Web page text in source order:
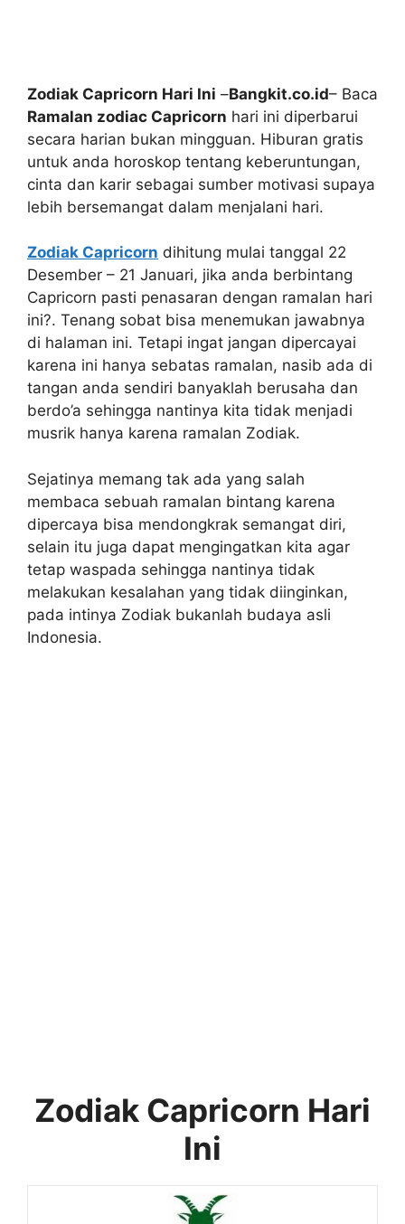
Zodiak Capricorn Hari Ini –Bangkit.co.id– Baca
Ramalan zodiac Capricorn hari ini diperbarui
secara harian bukan mingguan. Hiburan gratis
untuk anda horoskop tentang keberuntungan,
cinta dan karir sebagai sumber motivasi supaya
lebih bersemangat dalam menjalani hari.
Zodiak Capricorn dihitung mulai tanggal 22
Desember – 21 Januari, jika anda berbintang
Capricorn pasti penasaran dengan ramalan hari
ini?. Tenang sobat bisa menemukan jawabnya
di halaman ini. Tetapi ingat jangan dipercayai
karena ini hanya sebatas ramalan, nasib ada di
tangan anda sendiri banyaklah berusaha dan
berdo’a sehingga nantinya kita tidak menjadi
musrik hanya karena ramalan Zodiak.
Sejatinya memang tak ada yang salah
membaca sebuah ramalan bintang karena
dipercaya bisa mendongkrak semangat diri,
selain itu juga dapat mengingatkan kita agar
tetap waspada sehingga nantinya tidak
melakukan kesalahan yang tidak diinginkan,
pada intinya Zodiak bukanlah budaya asli
Indonesia.
Zodiak Capricorn Hari
Ini